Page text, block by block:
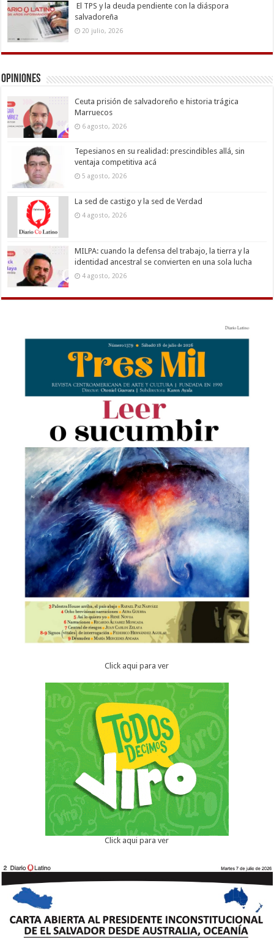
El TPS y la deuda pendiente con la diáspora
salvadoreña
20 julio, 2026
Opiniones
Ceuta prisión de salvadoreño e historia trágica
Marruecos
6 agosto, 2026
Tepesianos en su realidad: prescindibles allá, sin
ventaja competitiva acá
5 agosto, 2026
La sed de castigo y la sed de Verdad
4 agosto, 2026
MILPA: cuando la defensa del trabajo, la tierra y la
identidad ancestral se convierten en una sola lucha
4 agosto, 2026
Click aqui para ver
Click aqui para ver